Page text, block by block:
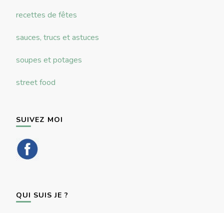
recettes de fêtes
sauces, trucs et astuces
soupes et potages
street food
SUIVEZ MOI
QUI SUIS JE ?